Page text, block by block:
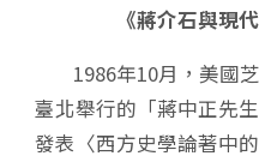
《蔣介石與現
1986年10月，美國芝
臺北舉行的「蔣中正先
發表〈西方史學論著中